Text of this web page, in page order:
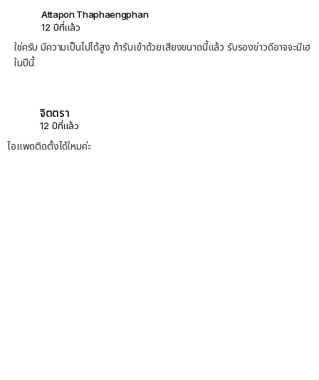
Attapon Thaphaengphan
12 ปีที่แล้ว
ใช่ครับ มีความเป็นไปได้สูง ถ้ารับเข้าด้วยเสียงขนาดนี้แล้ว รับรองข่าวดีอาจจะมีเฮ
ในปีนี้
จิตตรา
12 ปีที่แล้ว
ไอแพดติดตั้งได้ใหมค่ะ